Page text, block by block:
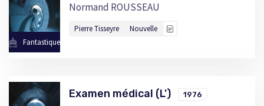
Fantastique
Normand ROUSSEAU
Pierre Tisseyre Nouvelle
Examen médical (L') 1976